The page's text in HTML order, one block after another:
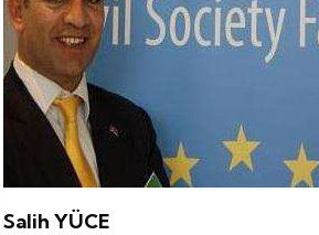
Salih YÜCE